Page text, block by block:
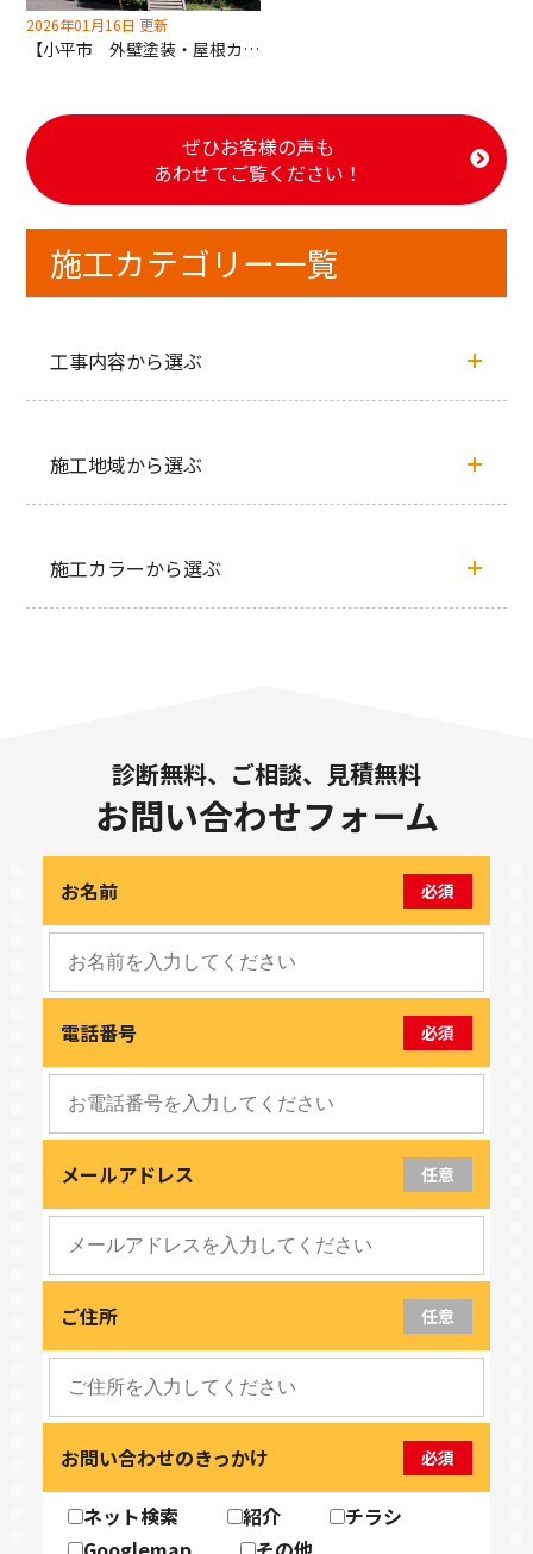
2026年01月16日 更新
【小平市 外壁塗装・屋根カバー工法工事】その他小工事もご依頼でトータルリフォームをお任せいただきました！
ぜひお客様の声も
あわせてご覧ください！
施工カテゴリー一覧
工事内容から選ぶ
施工地域から選ぶ
施工カラーから選ぶ
診断無料、ご相談、見積無料
お問い合わせフォーム
お名前 必須
電話番号 必須
メールアドレス 任意
ご住所 任意
お問い合わせのきっかけ 必須
ネット検索 紹介
チラシ